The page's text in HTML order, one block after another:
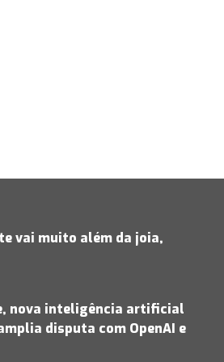
vai muito além da joia,
nova inteligência artificial
disputa com OpenAI e